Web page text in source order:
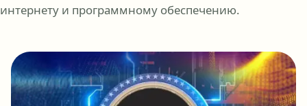
интернету и программному обеспечению.